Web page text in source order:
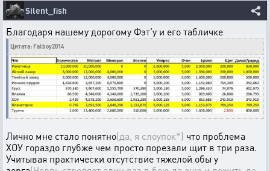
Silent_fish
Благодаря нашему дорогому Фэт'у и его табличке
Цитата: Fatboy2014
Лично мне стало понятно(да, я слоупок*) что проблема
ХОУ гораздо глубже чем просто порезали щит в три раза.
Учитывая практически отсутствие тяжелой обы у